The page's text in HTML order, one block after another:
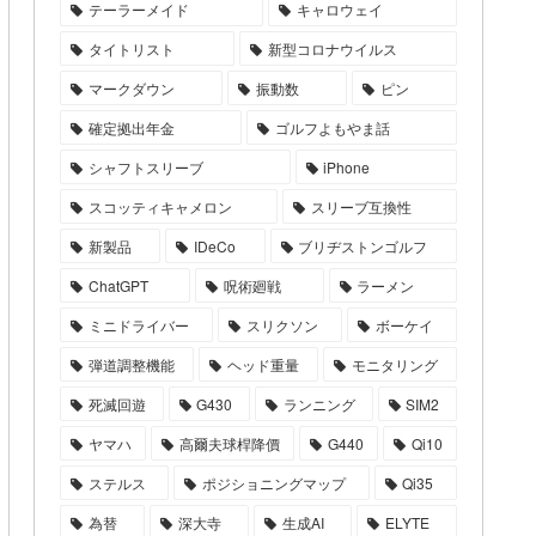
テーラーメイド
キャロウェイ
タイトリスト
新型コロナウイルス
マークダウン
振動数
ピン
確定拠出年金
ゴルフよもやま話
シャフトスリーブ
iPhone
スコッティキャメロン
スリーブ互換性
新製品
IDeCo
ブリヂストンゴルフ
ChatGPT
呪術廻戦
ラーメン
ミニドライバー
スリクソン
ボーケイ
弾道調整機能
ヘッド重量
モニタリング
死滅回遊
G430 ランニング
SIM2
ヤマハ
高爾夫球桿降價 G440
Qi10
ステルス
ポジショニングマップ
Qi35
為替
深大寺 生成AI ELYTE